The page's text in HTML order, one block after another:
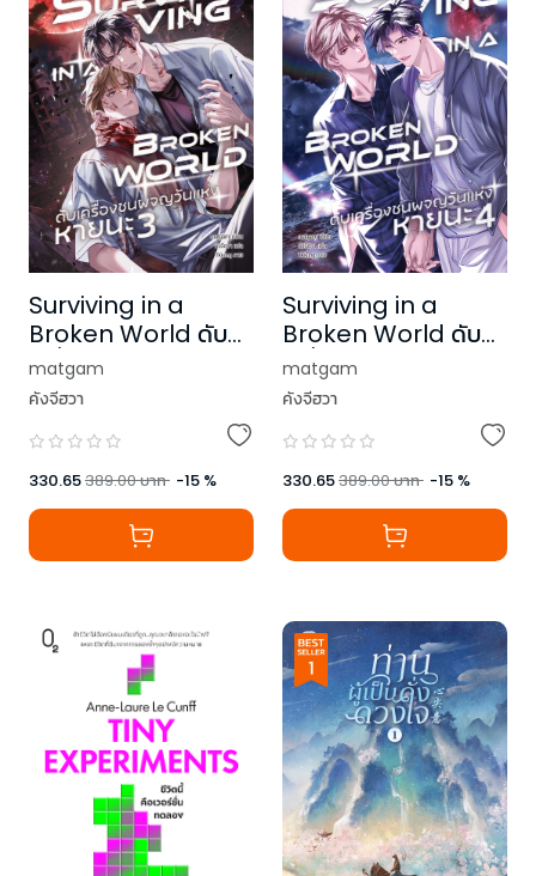
Surviving in a
Broken World ดับ
เครื่องชนผจญวันแห่ง
หายนะ เล่ม 3
matgam
คังจีฮวา
330.65389.00บาท -15 %
Surviving in a
Broken World ดับ
เครื่องชนผจญวันแห่ง
หายนะ เล่ม 4 (เล่มจบ)
matgam
คังจีฮวา
330.65389.00บาท -15 %